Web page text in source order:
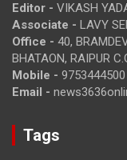
Editor - VIKASH
Associate - LAVY
Office - 40,
BHATAON, RAIPUR
Mobile - 9753444500
Email -
Tags